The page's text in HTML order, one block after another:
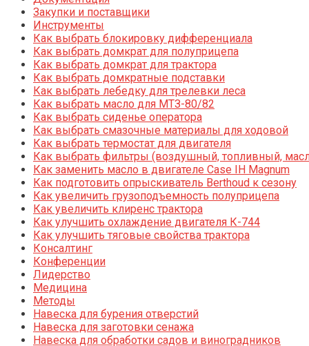
Закупки и поставщики
Инструменты
Как выбрать блокировку дифференциала
Как выбрать домкрат для полуприцепа
Как выбрать домкрат для трактора
Как выбрать домкратные подставки
Как выбрать лебедку для трелевки леса
Как выбрать масло для МТЗ-80/82
Как выбрать сиденье оператора
Как выбрать смазочные материалы для ходовой
Как выбрать термостат для двигателя
Как выбрать фильтры (воздушный, топливный,
Как заменить масло в двигателе Case IH Magnum
Как подготовить опрыскиватель Berthoud к сезону
Как увеличить грузоподъемность полуприцепа
Как увеличить клиренс трактора
Как улучшить охлаждение двигателя К-744
Как улучшить тяговые свойства трактора
Консалтинг
Конференции
Лидерство
Медицина
Методы
Навеска для бурения отверстий
Навеска для заготовки сенажа
Навеска для обработки садов и виноградников